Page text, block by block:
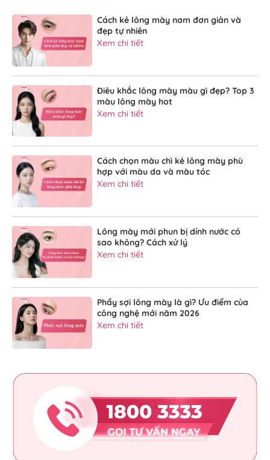
Cách kẻ lông mày nam đơn giản và
đẹp tự nhiên
Xem chi tiết
Điêu khắc lông mày màu gì đẹp? Top 3
màu lông mày hot
Xem chi tiết
Cách chọn màu chì kẻ lông mày phù
hợp với màu da và màu tóc
Xem chi tiết
Lông mày mới phun bị dính nước có
sao không? Cách xử lý
Xem chi tiết
Phẩy sợi lông mày là gì? Ưu điểm của
công nghệ mới năm 2026
Xem chi tiết